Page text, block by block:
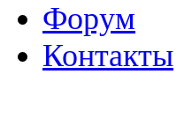
Форум
Контакты